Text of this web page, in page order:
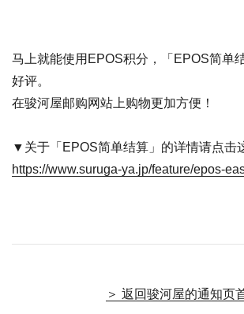
马上就能使用EPOS积分，「EPOS简单
好评。
在骏河屋邮购网站上购物更加方便！
▼关于「EPOS简单结算」的详情请点击
https://www.suruga-ya.jp/feature/epos-
＞ 返回骏河屋的通知页